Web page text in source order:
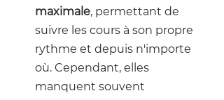
maximale, permettant de
suivre les cours à son propre
rythme et depuis n'importe
où. Cependant, elles
manquent souvent